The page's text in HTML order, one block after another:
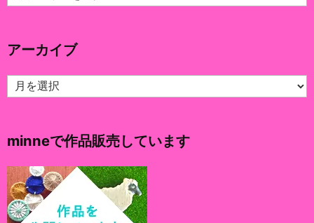
テ
ー
アーカイブ
ア
ー
ブ
minneで作品販売しています